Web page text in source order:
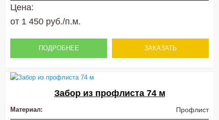
Цена:
от 1 450 руб./п.м.
ПОДРОБНЕЕ ЗАКАЗАТЬ
Забор из профлиста 74 м
Материал: Профлист